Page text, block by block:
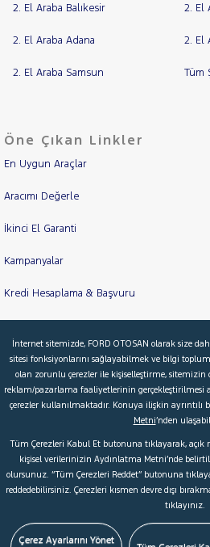
2. El Araba Balıkesir 2. El
2. El Araba Adana 2. El
2. El Araba Samsun Tüm
Öne Çıkan Linkler
En Uygun Araçlar
Aracımı Değerle
İkinci El Garanti
Kampanyalar
Kredi Hesaplama & Başvuru
© 2026 Ford Türkiye Ford Kurumsal
Şartlar & Kişisel Verilerin Korunması
Çerez Tercihleri
İnternet sitemizde, FORD OTOSAN olarak size
sitesi fonksiyonlarını sağlayabilmek ve bilgi
olan zorunlu çerezler ile kişiselleştirme, sitemizin
reklam/pazarlama faaliyetlerinin gerçekleştirilmesi
çerezler kullanılmaktadır. Konuya ilişkin ayrıntılı
Metni’nden
Tüm Çerezleri Kabul Et butonuna tıklayarak, açık
kişisel verilerinizin Aydınlatma Metni’nde
olursunuz. “Tüm Çerezleri Reddet” butonuna
reddedebilirsiniz. Çerezleri kısmen devre dışı
tıklayınız.
Çerez Ayarlarını Yönet